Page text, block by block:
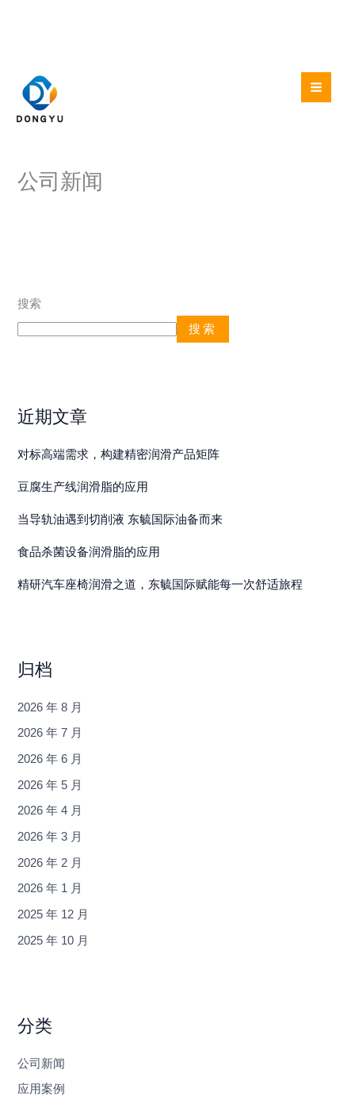
公司新闻
搜索
搜索
近期文章
对标高端需求，构建精密润滑产品矩阵
豆腐生产线润滑脂的应用
当导轨油遇到切削液 东毓国际油备而来
食品杀菌设备润滑脂的应用
精研汽车座椅润滑之道，东毓国际赋能每一次舒适旅程
归档
2026 年 8 月
2026 年 7 月
2026 年 6 月
2026 年 5 月
2026 年 4 月
2026 年 3 月
2026 年 2 月
2026 年 1 月
2025 年 12 月
2025 年 10 月
分类
公司新闻
应用案例